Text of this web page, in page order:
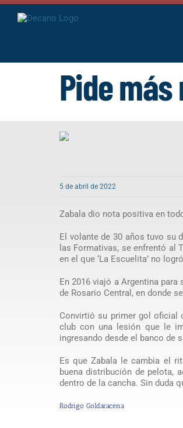
Saltar
Pide
5 de abril de 2022
Zabala dio nota positiva en
El volante de 30 años tuvo su
las Formativas, se enfrentó al
en el que ‘La Escuelita’ no
En 2016 viajó a Argentina
de Rosario Central, en donde
Convirtió su primer gol oficial
club con una lesión que le
ingresando desde el banco de
Es que Zabala le cambia el
buena distribución de pelota,
dentro de la cancha. Sin duda
Rodrigo Goldaracena